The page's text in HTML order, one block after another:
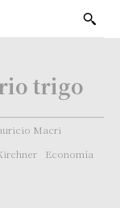
trigo
Macri
Economía